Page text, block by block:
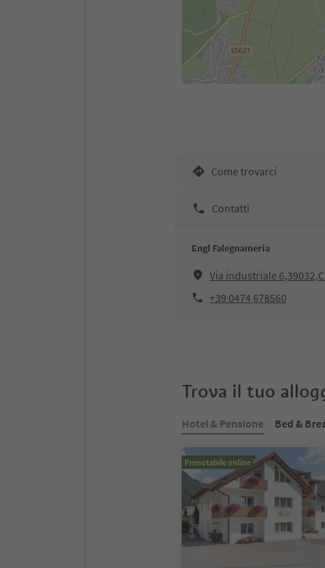
Come trovarci
Contatti
Engl Falegnameria
Via industriale
+39 0474 678560
Trova il tuo
Hotel & Pensione Bed &
Prenotabile online